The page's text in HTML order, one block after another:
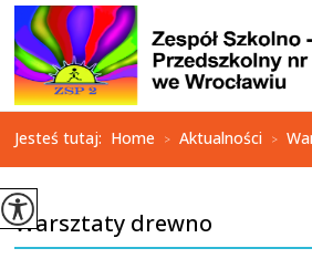
Jesteś tutaj: Home > Aktualności >
Warsztaty drewno